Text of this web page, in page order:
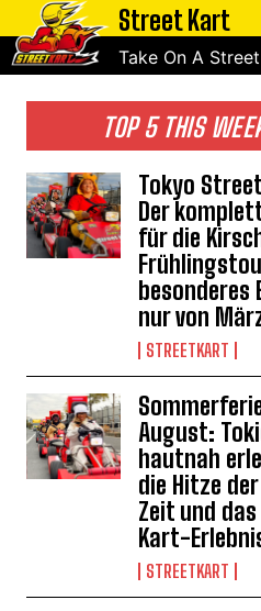
Street Kart
Take On A
TOP 5 THIS
Tokyo
Der
für die
besonderes
nur von
STREETKART
August:
hautnah
die Hitze
Zeit und
Kart-
STREETKART